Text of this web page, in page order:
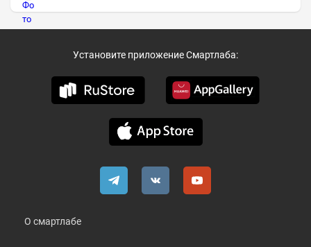
Установите приложение Смартлаба:
О смартлабе